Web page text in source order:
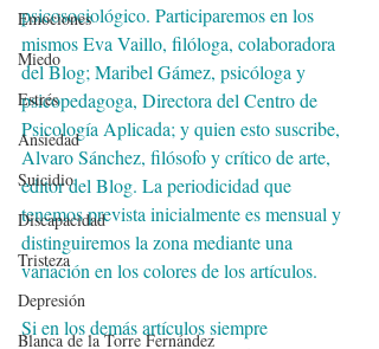
Emociones
Miedo
Estrés
Ansiedad
Suicidio
Discapacidad
Tristeza
Depresión
Blanca de la Torre Fernández
psicosociológico. Participaremos en los
mismos Eva Vaillo, filóloga, colaboradora
del Blog; Maribel Gámez, psicóloga y
psicopedagoga, Directora del Centro de
Psicología Aplicada; y quien esto suscribe,
Alvaro Sánchez, filósofo y crítico de arte,
editor del Blog. La periodicidad que
tenemos prevista inicialmente es mensual y
distinguiremos la zona mediante una
variación en los colores de los artículos.
Si en los demás artículos siempre